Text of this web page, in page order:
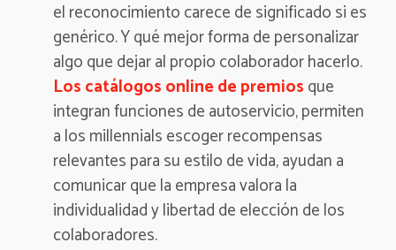
el reconocimiento carece de significado si es
genérico. Y qué mejor forma de personalizar
algo que dejar al propio colaborador hacerlo.
Los catálogos online de premiosque
integran funciones de autoservicio, permiten
a los millennials escoger recompensas
relevantes para su estilo de vida, ayudan a
comunicar que la empresa valora la
individualidad y libertad de elección de los
colaboradores.